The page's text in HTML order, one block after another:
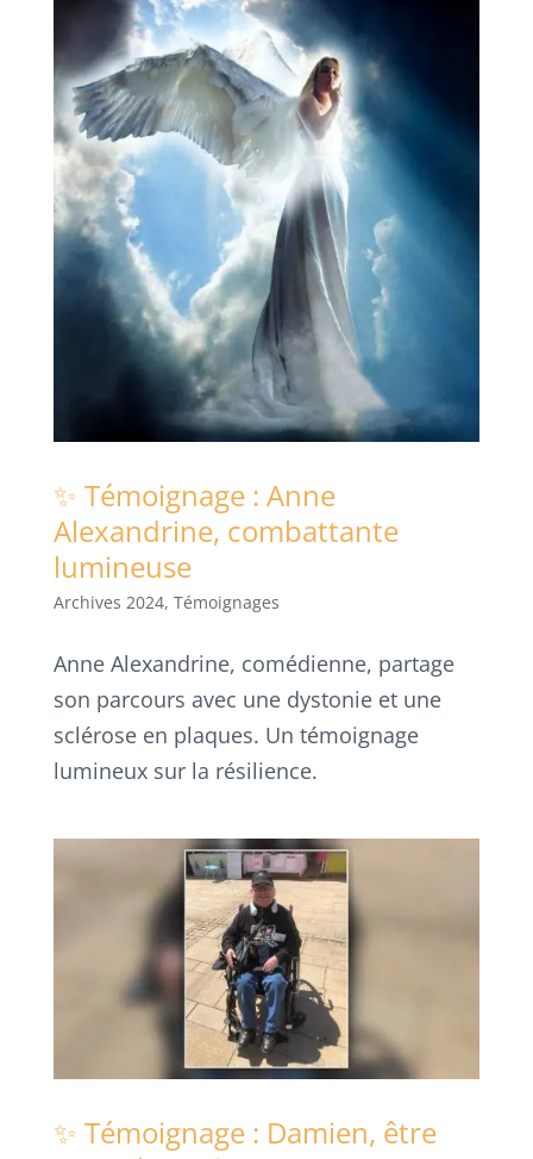
✨ Témoignage : Anne
Alexandrine, combattante
lumineuse
Archives 2024, Témoignages
Anne Alexandrine, comédienne, partage
son parcours avec une dystonie et une
sclérose en plaques. Un témoignage
lumineux sur la résilience.
✨ Témoignage : Damien, être